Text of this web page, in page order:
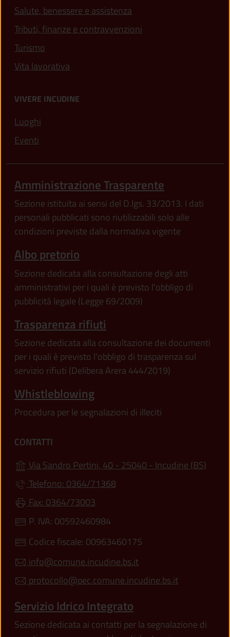
Salute, benessere e assistenza
Tributi, finanze e contravvenzioni
Turismo
Vita lavorativa
VIVERE INCUDINE
Luoghi
Eventi
Amministrazione Trasparente
Sezione istituita ai sensi del D.lgs. 33/2013. I dati
personali pubblicati sono riutilizzabili solo alle
condizioni previste dalla normativa vigente
Albo pretorio
Sezione dedicata alla consultazione degli atti
amministrativi per i quali è previsto l'obbligo di
pubblicità legale (Legge 69/2009)
Trasparenza rifiuti
Sezione dedicata alla consultazione dei documenti
per i quali è previsto l'obbligo di trasparenza sul
servizio rifiuti (Delibera Arera 444/2019)
Whistleblowing
Procedura per le segnalazioni di illeciti
CONTATTI
Via Sandro Pertini, 40 - 25040 - Incudine (BS)
Telefono: 0364/71368
Fax: 0364/73003
P. IVA: 00592460984
Codice fiscale: 00963460175
info@comune.incudine.bs.it
protocollo@pec.comune.incudine.bs.it
Servizio Idrico Integrato
Sezione dedicata ai contatti per la segnalazione di